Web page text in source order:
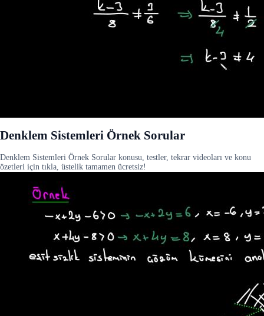
Denklem Sistemleri Örnek Sorular
Denklem Sistemleri Örnek Sorular konusu, testler, tekrar videoları ve konu
özetleri için tıkla, üstelik tamamen ücretsiz!